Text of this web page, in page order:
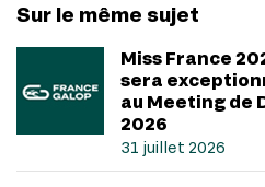
Sur le même sujet
Miss France
sera
au Meeting de
2026
31 juillet 2026